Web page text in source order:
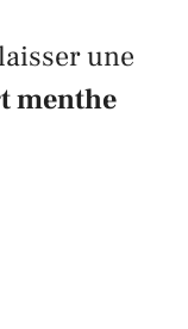
une
menthe